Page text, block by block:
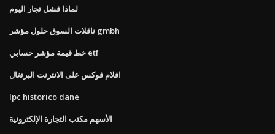
لماذا فشل تجار اليوم
ناقلات السوق حلول مؤشر gmbh
خط قيمة مؤشر حسابي etf
افلام فوكس على الانترنت البرتغال
Ipc historico dane
الأسهم مكتب التجارة الإلكترونية